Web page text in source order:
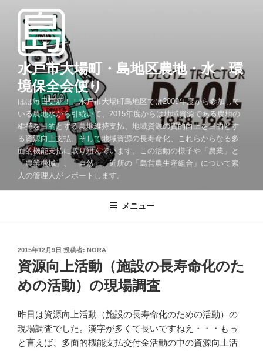
水戸市大場町・島地区農地・水・環
境保全会便り
ほぼ毎日更新！！水戸市大場町島地区では2009年度から参加して
いる農地水から引続いて、2015年度からは地域資源である農地の
維持を目的とする農地維持支払、地域資源の質的向上を目的とす
る資源向上支払、そして地域資源の長寿命化、これらからなる多
面的機能支払に取り組んでいます。この活動の様子や「農業」と
「農業機械」、「自然」、近所の「島営農生産組合」について素
人の管理人がレポートします。
メニュー
投
稿
日:
2015年12月9日 投稿者: NORA
資源向上活動（施設の長寿命化のた
めの活動）の現場調査
昨日は資源向上活動（施設の長寿命化のための活動）の
現場調査でした。漢字が多くて長いですねえ・・・もっ
と言えば、多面的機能支払交付金活動の中の資源向上活